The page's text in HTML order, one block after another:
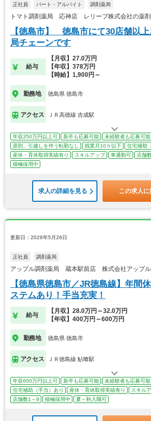
正社員 パート・アルバイト 調剤薬局
トマト調剤薬局 応神店 レリープ株式会社の薬剤
【徳島市】 徳島市にて30店舗以
局チェーンです
給与
【月収】27.0万円
【年収】378万円
【時給】1,900円～
勤務地 徳島県 徳島市
アクセス ＪＲ高徳線 吉成駅
年収350万円以上可 新卒も応募可能
未経験者も応募可能
原則、引越しを伴う転勤なし
残業月10ｈ以下
住宅補助
産休・育休取得実績有り
スキルアップ 車通勤可 店舗
積極採用中
求人の詳細を見る この求人
更新日：2026年5月26日
正社員 調剤薬局
アップル調剤薬局 蔵本駅前店 株式会社アップル
【徳島県徳島市／JR徳島線】年間
ステムあり！手当充実！
給与
【月収】28.0万円～32.0万円
【年収】400万円～600万円
勤務地 徳島県 徳島市
アクセス ＪＲ徳島線 鮎喰駅
年収600万円以上可 新卒も応募可能 未経験者も応募可能
住宅補助（手当）あり
産休・育休取得実績有り スキル
店舗数1～9
積極採用中 夏～秋入職可